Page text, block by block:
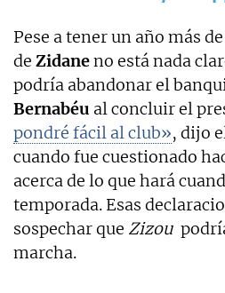
Pese a tener un año más
de Zidaneno está nada
podría abandonar el
Bernabéu al concluir el
pondré fácil al club», dijo
cuando fue cuestionado
acerca de lo que hará
temporada. Esas
sospechar que Zizou
marcha.